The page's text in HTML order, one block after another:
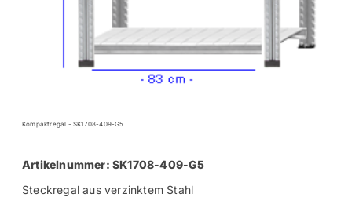
Kompaktregal - SK1708-409-G5
Artikelnummer: SK1708-409-G5
Steckregal aus verzinktem Stahl